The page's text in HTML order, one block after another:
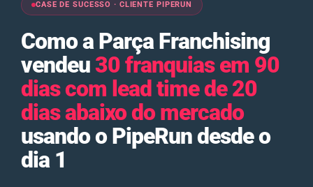
CASE DE SUCESSO · CLIENTE PIPERUN
Como a Parça Franchising
vendeu30 franquias em 90
dias com lead time de 20
dias abaixo do mercado
usando o PipeRun desde o
dia 1